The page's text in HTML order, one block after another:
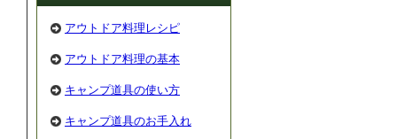
アウトドア料理レシピ
アウトドア料理の基本
キャンプ道具の使い方
キャンプ道具のお手入れ